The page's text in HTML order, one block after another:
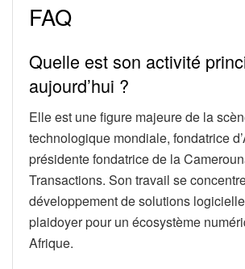
FAQ
Quelle est son activité
aujourd’hui ?
Elle est une figure majeure de la
technologique mondiale, fondatrice
présidente fondatrice de la
Transactions. Son travail se
développement de solutions
plaidoyer pour un écosystème
Afrique.